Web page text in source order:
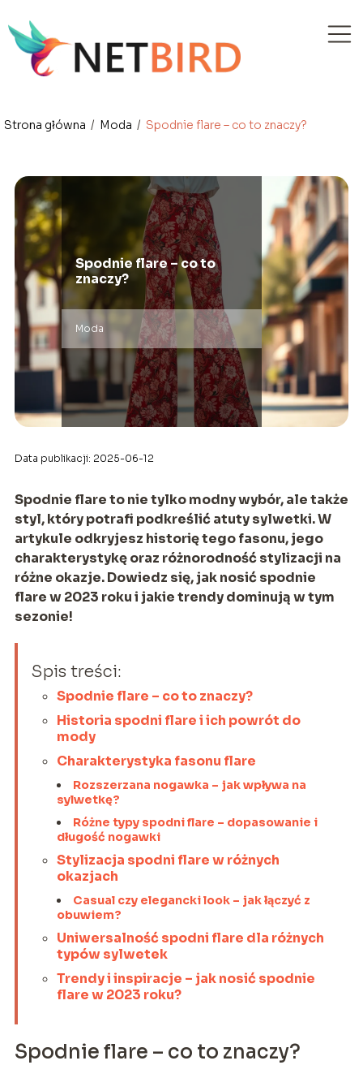
Strona główna / Moda / Spodnie flare – co to znaczy?
Spodnie flare – co to
znaczy?
Moda
Data publikacji: 2025-06-12
Spodnie flare to nie tylko modny wybór, ale także
styl, który potrafi podkreślić atuty sylwetki. W
artykule odkryjesz historię tego fasonu, jego
charakterystykę oraz różnorodność stylizacji na
różne okazje. Dowiedz się, jak nosić spodnie
flare w 2023 roku i jakie trendy dominują w tym
sezonie!
Spis treści:
Spodnie flare – co to znaczy?
Historia spodni flare i ich powrót do
mody
Charakterystyka fasonu flare
Rozszerzana nogawka – jak wpływa na
sylwetkę?
Różne typy spodni flare – dopasowanie i
długość nogawki
Stylizacja spodni flare w różnych
okazjach
Casual czy elegancki look – jak łączyć z
obuwiem?
Uniwersalność spodni flare dla różnych
typów sylwetek
Trendy i inspiracje – jak nosić spodnie
flare w 2023 roku?
Spodnie flare – co to znaczy?